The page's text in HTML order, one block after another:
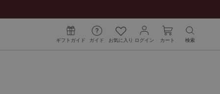
ギフトガイド ガイド お気に入り ログイン カート 検索